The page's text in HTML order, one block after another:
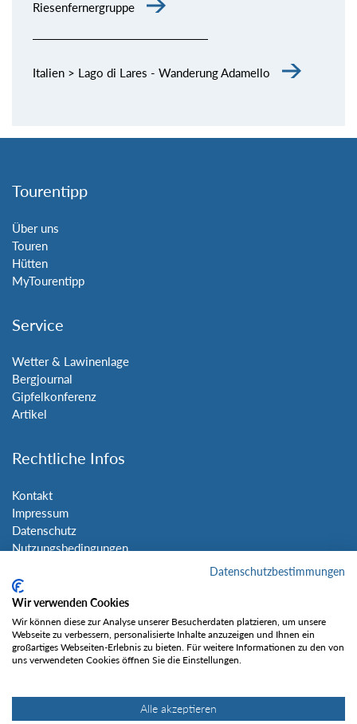
Riesenfernergruppe
Italien > Lago di Lares - Wanderung Adamello
Tourentipp
Über uns
Touren
Hütten
MyTourentipp
Service
Wetter & Lawinenlage
Bergjournal
Gipfelkonferenz
Artikel
Rechtliche Infos
Kontakt
Impressum
Datenschutz
Nutzungsbedingungen
Social Media
Gefällt mir
Datenschutzbestimmungen
Wir verwenden Cookies
Wir können diese zur Analyse unserer Besucherdaten platzieren, um unsere
Webseite zu verbessern, personalisierte Inhalte anzuzeigen und Ihnen ein
großartiges Webseiten-Erlebnis zu bieten. Für weitere Informationen zu den von
uns verwendeten Cookies öffnen Sie die Einstellungen.
Alle akzeptieren